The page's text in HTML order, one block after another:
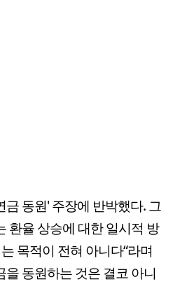
동원' 주장에 반박했다. 그
환율 상승에 대한 일시적 방
목적이 전혀 아니다“라며
동원하는 것은 결코 아니